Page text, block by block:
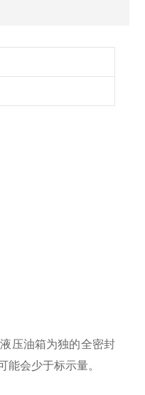
液压油箱为独的全密封
能会少于标示量。